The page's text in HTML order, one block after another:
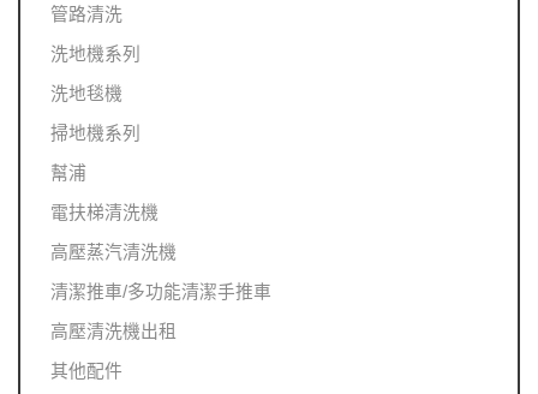
管路清洗
洗地機系列
洗地毯機
掃地機系列
幫浦
電扶梯清洗機
高壓蒸汽清洗機
清潔推車/多功能清潔手推車
高壓清洗機出租
其他配件